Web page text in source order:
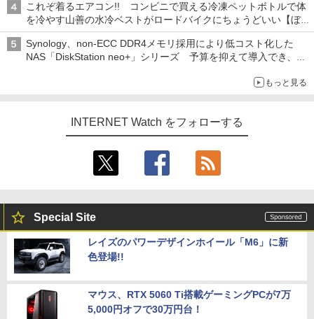
これぞ着るエアコン!! コンビニで買える冷凍ペットボトルで体
を冷やす山善の水冷ベストがロードバイクにちょうどいい【ぼっ
ち・ざ・ろーど！その14】【空いた時間でなにしてる？】
Synology、non-ECC DDR4メモリ採用により低コスト化した
NAS「DiskStation neo+」シリーズ 予算を抑えて導入でき、
もっと見る
INTERNET Watch をフォローする
Special Site
レイズのパワーデザインホイール「M6」に新
色登場!!
マウス、RTX 5060 Ti搭載ゲーミングPCが7万
5,000円オフで30万円台！